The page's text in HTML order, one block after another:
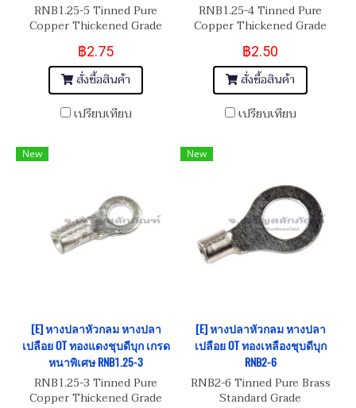
RNB1.25-5 Tinned Pure
Copper Thickened Grade
฿2.75
สั่งซื้อสินค้า
เปรียบเทียบ
RNB1.25-4 Tinned Pure
Copper Thickened Grade
฿2.50
สั่งซื้อสินค้า
เปรียบเทียบ
New
[E] หางปลาหัวกลม หางปลา
เปลือย OT ทองแดงชุบดีบุก เกรด
หนาพิเศษ RNB1.25-3
RNB1.25-3 Tinned Pure
Copper Thickened Grade
New
[E] หางปลาหัวกลม หางปลา
เปลือย OT ทองเหลืองชุบดีบุก
RNB2-6
RNB2-6 Tinned Pure Brass
Standard Grade